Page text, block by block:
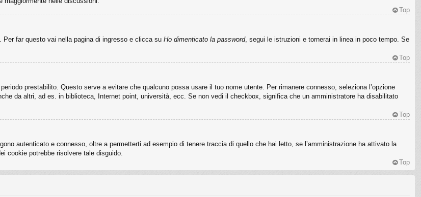
Top
Per far questo vai nella pagina di ingresso e clicca su Ho dimenticato la password, segui le istruzioni e tornerai in linea in poco tempo. Se
Top
prestabilito. Questo serve a evitare che qualcuno possa usare il tuo nome utente. Per rimanere connesso, seleziona l’opzione
da altri, ad es. in biblioteca, Internet point, università, ecc. Se non vedi il checkbox, significa che un amministratore ha disabilitato
Top
autenticato e connesso, oltre a permetterti ad esempio di tenere traccia di quello che hai letto, se l’amministrazione ha attivato la
cookie potrebbe risolvere tale disguido.
Top